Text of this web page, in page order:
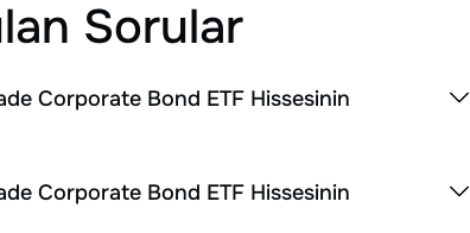
Sorular
Corporate Bond ETF Hissesinin
Corporate Bond ETF Hissesinin